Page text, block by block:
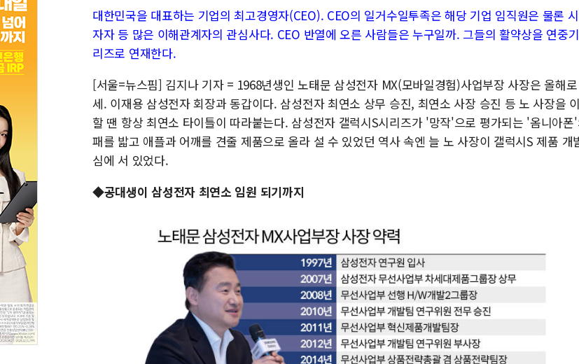
대한민국을 대표하는 기업의 최고경영자(CEO). CEO의 일거수일투족은 해당 기업 임직원은 물론
자자 등 많은 이해관계자의 관심사다. CEO 반열에 오른 사람들은 누구일까. 그들의 활약상을 연중
리즈로 연재한다.
[서울=뉴스핌] 김지나 기자 = 1968년생인 노태문 삼성전자 MX(모바일경험)사업부장 사장은 올해
세. 이재용 삼성전자 회장과 동갑이다. 삼성전자 최연소 상무 승진, 최연소 사장 승진 등 노 사장을
할 땐 항상 최연소 타이틀이 따라붙는다. 삼성전자 갤럭시S시리즈가 '망작'으로 평가되는 '옴니아폰
패를 밟고 애플과 어깨를 견줄 제품으로 올라 설 수 있었던 역사 속엔 늘 노 사장이 갤럭시S 제품 개
심에 서 있었다.
◆공대생이 삼성전자 최연소 임원 되기까지